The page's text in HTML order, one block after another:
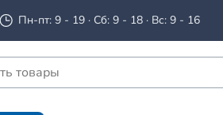
Пн-пт: 9 - 19 · Сб: 9 - 18 · Вс: 9 - 16